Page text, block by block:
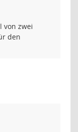
von zwei
den